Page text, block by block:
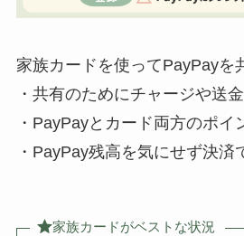
家族カードを使ってPayPayを
・共有のためにチャージや送
・PayPayとカード両方のポイ
・PayPay残高を気にせず決済
家族カードがベストな状況